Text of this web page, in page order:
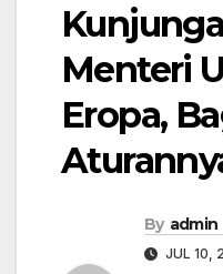
Menteri
Eropa,
By admin
JUL 10,